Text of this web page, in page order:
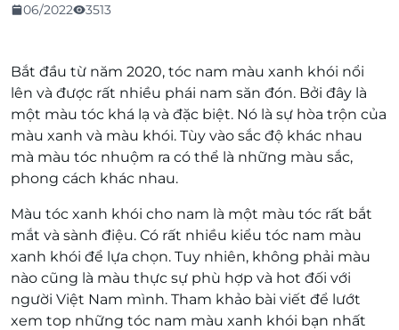
06/2022 3513
Bắt đầu từ năm 2020, tóc nam màu xanh khói nổi
lên và được rất nhiều phái nam săn đón. Bởi đây là
một màu tóc khá lạ và đặc biệt. Nó là sự hòa trộn của
màu xanh và màu khói. Tùy vào sắc độ khác nhau
mà màu tóc nhuộm ra có thể là những màu sắc,
phong cách khác nhau.
Màu tóc xanh khói cho nam là một màu tóc rất bắt
mắt và sành điệu. Có rất nhiều kiểu tóc nam màu
xanh khói để lựa chọn. Tuy nhiên, không phải màu
nào cũng là màu thực sự phù hợp và hot đối với
người Việt Nam mình. Tham khảo bài viết để lướt
xem top những tóc nam màu xanh khói bạn nhất